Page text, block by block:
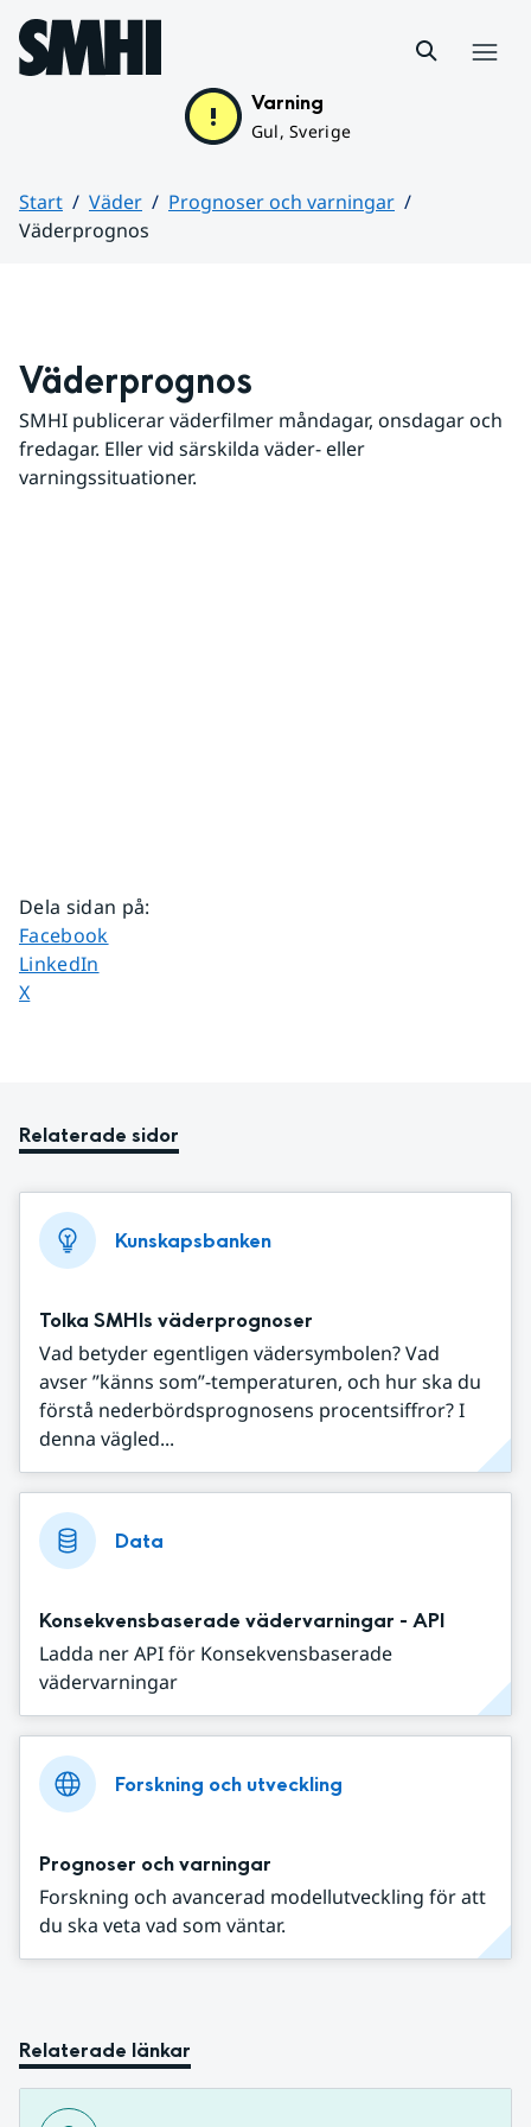
Hoppa till sidans innehåll
Varning
Gul, Sverige
Start Väder
Prognoser och varningar
Väderprognos
Väderprognos
SMHI publicerar väderfilmer måndagar, onsdagar och
fredagar. Eller vid särskilda väder- eller
varningssituationer.
Dela sidan på:
Dela sidan på
Facebook
Dela sidan på
LinkedIn
Dela sidan på
X
Relaterade sidor
Kunskapsbanken
Tolka SMHIs väderprognoser
Vad betyder egentligen vädersymbolen? Vad
avser ”känns som”-temperaturen, och hur ska du
förstå nederbördsprognosens procentsiffror? I
denna vägled...
Data
Konsekvensbaserade vädervarningar - API
Ladda ner API för Konsekvensbaserade
vädervarningar
Forskning och utveckling
Prognoser och varningar
Forskning och avancerad modellutveckling för att
du ska veta vad som väntar.
Relaterade länkar